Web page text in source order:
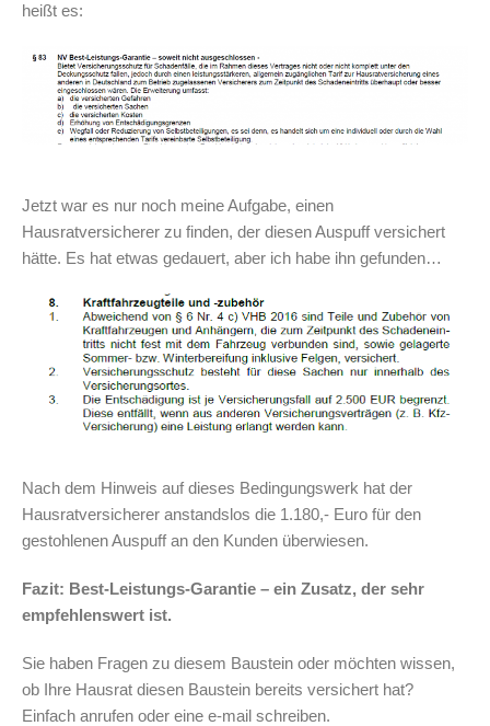
heißt es:
Jetzt war es nur noch meine Aufgabe, einen
Hausratversicherer zu finden, der diesen Auspuff versichert
hätte. Es hat etwas gedauert, aber ich habe ihn gefunden…
Nach dem Hinweis auf dieses Bedingungswerk hat der
Hausratversicherer anstandslos die 1.180,- Euro für den
gestohlenen Auspuff an den Kunden überwiesen.
Fazit: Best-Leistungs-Garantie – ein Zusatz, der sehr
empfehlenswert ist.
Sie haben Fragen zu diesem Baustein oder möchten wissen,
ob Ihre Hausrat diesen Baustein bereits versichert hat?
Einfach anrufen oder eine e-mail schreiben.